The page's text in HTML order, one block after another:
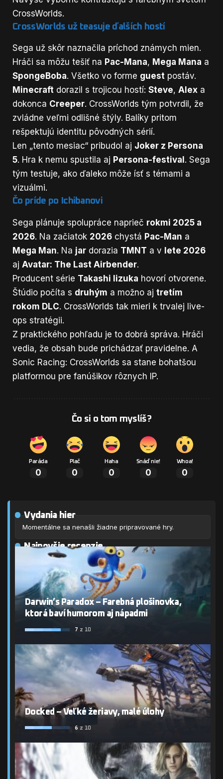
CrossWorlds.
CrossWorlds už teasuje ďalších hostí
Sega už skôr naznačila príchod známych mien.
Hráči sa môžu tešiť na Pac-Mana, Mega Mana a
SpongeBoba. Všetko vo forme guest postáv.
Minecraft dorazil s trojicou hostí: Steve, Alex a
dokonca Creeper. CrossWorlds tým potvrdil, že
zvládne veľmi odlišné štýly. Balíky pritom
rešpektujú identitu pôvodných sérií.
Len „tento mesiac“ pribudol aj Joker z Persona
5. Hra k nemu spustila aj Persona-festival . Sega
tým testuje, ako ďaleko môže ísť s témami a
vizuálmi.
Čo príde po Ichibanovi
Sega plánuje spolupráce naprieč rokmi 2025 a
2026. Na začiatok 2026 chystá Pac-Man a
Mega Man. Na jar dorazia TMNT a v lete 2026
aj Avatar: The Last Airbender.
Producent série Takashi Iizuka hovorí otvorene.
Štúdio počíta s druhým a možno aj tretím
rokom DLC. CrossWorlds tak mieri k trvalej live-
ops stratégii.
Z praktického pohľadu je to dobrá správa. Hráči
vedia, že obsah bude prichádzať pravidelne. A
Sonic Racing: CrossWorlds sa stane bohatšou
platformou pre fanúšikov rôznych IP.
Čo si o tom myslíš?
Paráda
0
Plač
0
Haha
0
Snáď nie!
0
Whoa!
0
Vydania hier
Momentálne sa nenašli žiadne pripravované hry.
Najnovšie recenzie
Darwin’s Paradox – Farebná plošinovka,
ktorá baví humorom aj nápadmi
7 z 10
Docked – Veľké žeriavy, malé úlohy
6 z 10